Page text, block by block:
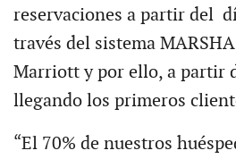
reservaciones a partir del
través del sistema
Marriott y por ello, a partir
llegando los primeros
“El 70% de nuestros